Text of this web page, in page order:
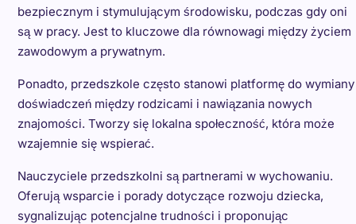
bezpiecznym i stymulującym środowisku, podczas gdy oni
są w pracy. Jest to kluczowe dla równowagi między życiem
zawodowym a prywatnym.
Ponadto, przedszkole często stanowi platformę do wymiany
doświadczeń między rodzicami i nawiązania nowych
znajomości. Tworzy się lokalna społeczność, która może
wzajemnie się wspierać.
Nauczyciele przedszkolni są partnerami w wychowaniu.
Oferują wsparcie i porady dotyczące rozwoju dziecka,
sygnalizując potencjalne trudności i proponując